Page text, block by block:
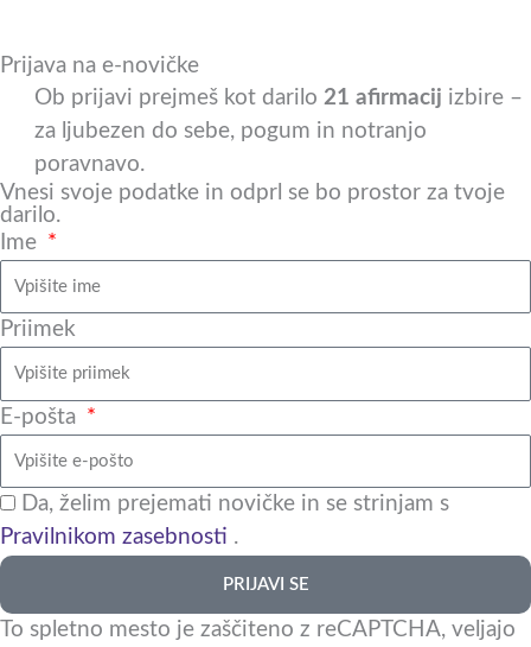
s
q
u
a
r
e
Prijava na e-novičke
Ob prijavi prejmeš kot darilo 21 afirmacij izbire –
za ljubezen do sebe, pogum in notranjo
poravnavo.
Vnesi svoje podatke in odprl se bo prostor za tvoje
darilo.
Ime
Priimek
E-pošta
Da, želim prejemati novičke in se strinjam s
Pravilnikom zasebnosti .
PRIJAVI SE
To spletno mesto je zaščiteno z reCAPTCHA, veljajo